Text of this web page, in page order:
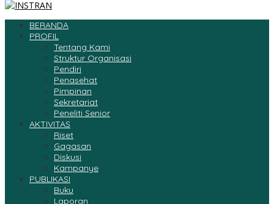
BERANDA
PROFIL
Tentang Kami
Struktur Organisasi
Pendiri
Penasehat
Pimpinan
Sekretariat
Peneliti Senior
AKTIVITAS
Riset
Gagasan
Diskusi
Kampanye
PUBLIKASI
Buku
Laporan